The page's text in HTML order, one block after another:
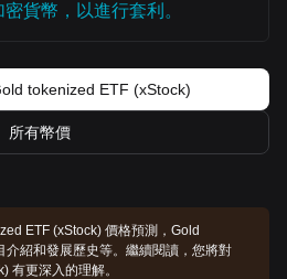
貨幣，以進行套利。
tokenized ETF (xStock)
所有幣價
ETF (xStock) 價格預測，Gold
介紹和發展歷史等。繼續閱讀，您將對
有更深入的理解。